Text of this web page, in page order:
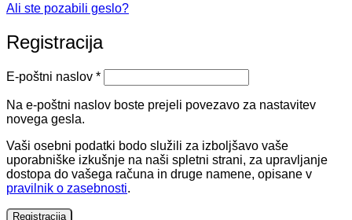
Ali ste pozabili geslo?
Registracija
E-poštni naslov *Zahtevano
Na e-poštni naslov boste prejeli povezavo za nastavitev
novega gesla.
Vaši osebni podatki bodo služili za izboljšavo vaše
uporabniške izkušnje na naši spletni strani, za upravljanje
dostopa do vašega računa in druge namene, opisane v
pravilnik o zasebnosti.
Registracija